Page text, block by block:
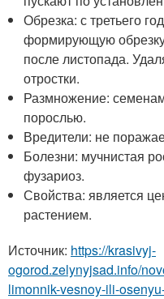
Обрезка: с третьего
формирующую
после листопада.
отростки.
Размножение:
порослью.
Вредители: не
Болезни: мучнистая
фузариоз.
Свойства: является
растением.
Источник: https://krasivyj-
ogorod.zelynyjsad.info/
limonnik-vesnoy-ili-